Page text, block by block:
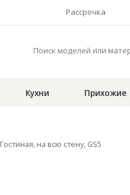
Рассрочка
Кухни Прихожие
Гостиная, на всю стену, GS5